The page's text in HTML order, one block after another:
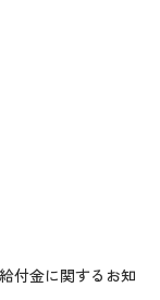
付金に関するお知